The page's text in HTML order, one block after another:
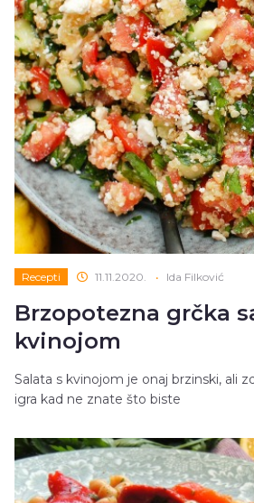
Recepti 11.11.2020. • Ida Filković
Brzopotezna grčka
kvinojom
Salata s kvinojom je onaj brzinski, ali
igra kad ne znate što biste